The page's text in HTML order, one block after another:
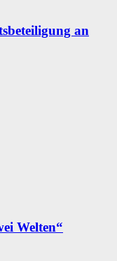
an
Welten“